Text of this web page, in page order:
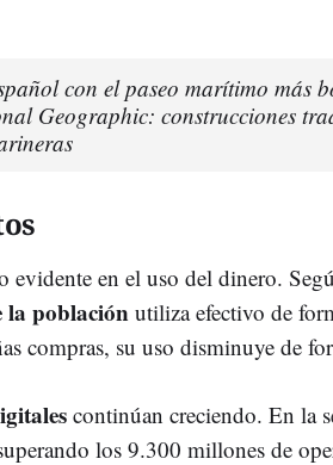
con el paseo marítimo más
Geographic: construcciones
evidente en el uso del dinero.
la poblaciónutiliza efectivo de
compras, su uso disminuye de
continúan creciendo. En la
los 9.300 millones de